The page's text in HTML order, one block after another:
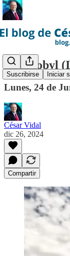
Suscribirse Iniciar
Chernobyl
Lunes, 24 de
César Vidal
dic 26, 2024
Compartir